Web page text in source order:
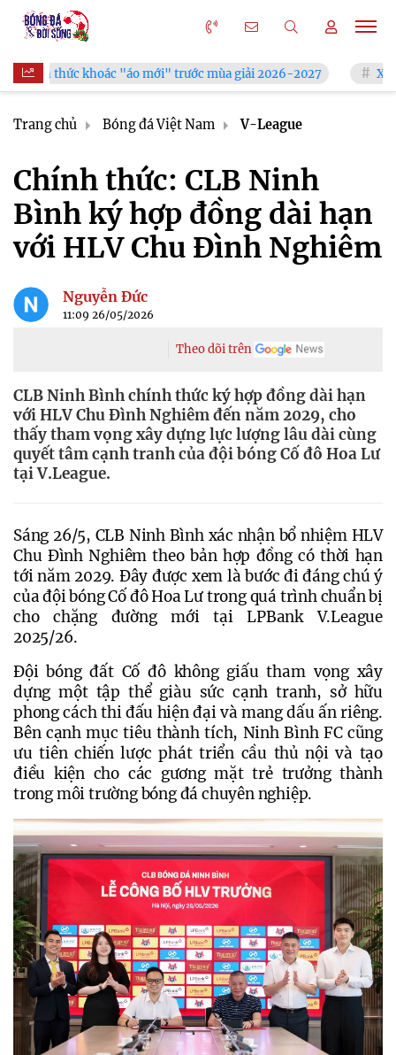
"áo mới" trước mùa giải 2026-2027 Xã Hùng Châu
Trang chủ Bóng đá Việt Nam V-League
Chính thức: CLB Ninh
Bình ký hợp đồng dài hạn
với HLV Chu Đình Nghiêm
Nguyễn Đức
11:09 26/05/2026
Theo dõi trên
CLB Ninh Bình chính thức ký hợp đồng dài hạn
với HLV Chu Đình Nghiêm đến năm 2029, cho
thấy tham vọng xây dựng lực lượng lâu dài cùng
quyết tâm cạnh tranh của đội bóng Cố đô Hoa Lư
tại V.League.
Sáng 26/5, CLB Ninh Bình xác nhận bổ nhiệm HLV
Chu Đình Nghiêm theo bản hợp đồng có thời hạn
tới năm 2029. Đây được xem là bước đi đáng chú ý
của đội bóng Cố đô Hoa Lư trong quá trình chuẩn bị
cho chặng đường mới tại LPBank V.League
2025/26.
Đội bóng đất Cố đô không giấu tham vọng xây
dựng một tập thể giàu sức cạnh tranh, sở hữu
phong cách thi đấu hiện đại và mang dấu ấn riêng.
Bên cạnh mục tiêu thành tích, Ninh Bình FC cũng
ưu tiên chiến lược phát triển cầu thủ nội và tạo
điều kiện cho các gương mặt trẻ trưởng thành
trong môi trường bóng đá chuyên nghiệp.